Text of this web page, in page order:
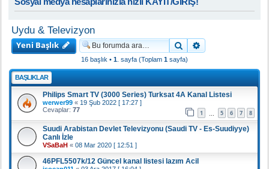
Uydu & Televizyon
Yeni Başlık
Ara
16 başlık • 1 . sayfa (Toplam 1 sayfa)
BAŞLIKLAR
Philips Smart TV (3000 Series) Turksat 4A Kanal Listesi
werwer99 « 19 Şub 2022 [ 17:27 ]
Cevaplar: 77 1 5 6 7 8
Suudi Arabistan Devlet Televizyonu (Saudi TV - Es-Suudiyye)
Canlı İzle
VSaBaH « 08 Mar 2020 [ 12:51 ]
46PFL5507k/12 Güncel kanal listesi lazım Acil